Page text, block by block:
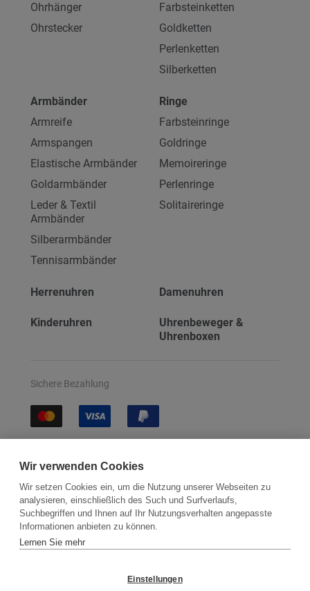
Ohrhänger
Ohrstecker
Farbsteinketten
Goldketten
Perlenketten
Silberketten
Armbänder
Armreife
Armspangen
Elastische Armbänder
Goldarmbänder
Leder & Textil
Armbänder
Silberarmbänder
Tennisarmbänder
Ringe
Farbsteinringe
Goldringe
Memoireringe
Perlenringe
Solitaireringe
Herrenuhren Damenuhren
Kinderuhren
Uhrenbeweger &
Uhrenboxen
Sichere Bezahlung
Kontakt Newsletter Partner
Versand
Wir verwenden Cookies
Wir setzen Cookies ein, um die Nutzung unserer Webseiten zu
analysieren, einschließlich des Such und Surfverlaufs,
Suchbegriffen und Ihnen auf Ihr Nutzungsverhalten angepasste
Informationen anbieten zu können.
Lernen Sie mehr
Einstellungen